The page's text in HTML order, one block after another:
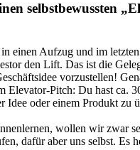
selbstbewussten
einen Aufzug und im
den Lift. Das ist die
vorzustellen!
Elevator-Pitch: Du hast ca.
Idee oder einem Produkt zu
wollen wir zwar
dafür aber uns selbst. Es